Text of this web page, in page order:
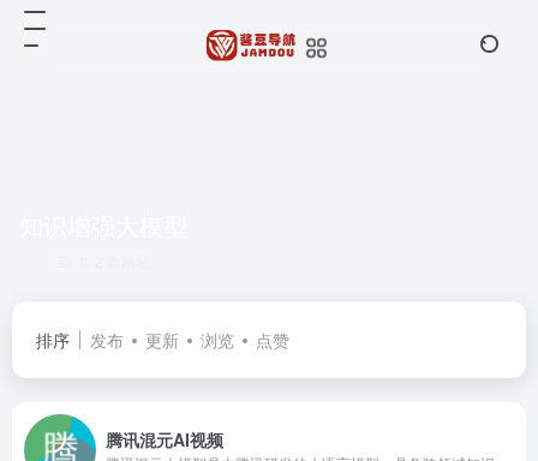
排序 发布 更新 浏览 点赞
腾讯混元AI视频